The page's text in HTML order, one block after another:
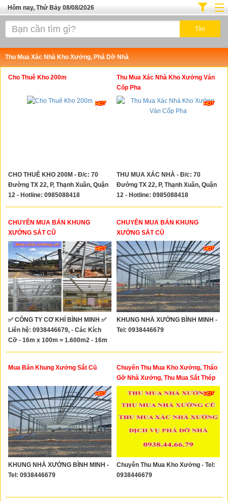
Hôm nay, Thứ Bảy 08/08/2026
Trang chủ
Ô Tô Xe Máy
Đồ Dùng Nội Ngoại Thất
Việc Làm
Dịch Vụ
Xây Dựng
Tổng Hợp
Thu Mua Xác Nhà Kho Xưởng, Phá Dỡ Nhà
Cho Thuê Kho 200m
CHO THUÊ KHO 200M - Đ/c: 70
Đường TX 22, P, Thạnh Xuân, Quận
12 - Hotline: 0985088418
Thu Mua Xác Nhà Kho Xưởng Ván
Cốp Pha
THU MUA XÁC NHÀ - Đ/c: 70
Đường TX 22, P, Thạnh Xuân, Quận
12 - Hotline: 0985088418
CHUYÊN MUA BÁN KHUNG
XƯỞNG SẮT CŨ
✅ CÔNG TY CƠ KHÍ BÌNH MINH ✅
Liên hệ: 0938446679, - Các Kích
Cỡ - 16m x 100m = 1.600m2 - 16m
x 50m = 800m2 - 32m x 100m =
30mx100m=3.000m2 -
18mx100m=1.800m2
CHUYÊN MUA BÁN KHUNG
XƯỞNG SẮT CŨ
KHUNG NHÀ XƯỞNG BÌNH MINH -
Tel: 0938446679
Mua Bán Khung Xưởng Sắt Cũ
KHUNG NHÀ XƯỞNG BÌNH MINH -
Tel: 0938446679
Chuyên Thu Mua Kho Xưởng, Tháo
Gỡ Nhà Xưởng, Thu Mua Sắt Thép
Phế Liệu
Chuyên Thu Mua Kho Xưởng - Tel:
0938446679